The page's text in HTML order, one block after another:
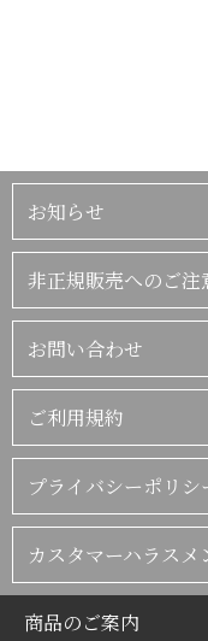
お知らせ
非正規販売へのご注
お問い合わせ
ご利用規約
プライバシーポリシ
カスタマーハラス
商品のご案内